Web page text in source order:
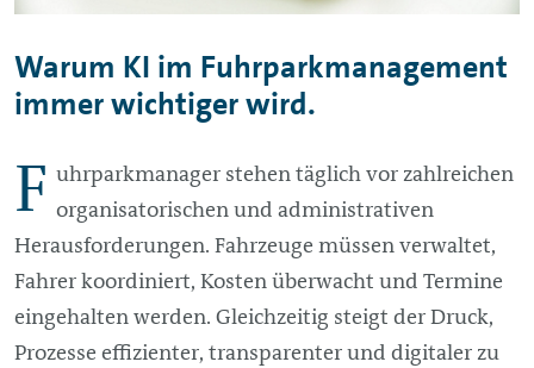
Warum KI im Fuhrparkmanagement
immer wichtiger wird.
F uhrparkmanager stehen täglich vor zahlreichen
organisatorischen und administrativen
Herausforderungen. Fahrzeuge müssen verwaltet,
Fahrer koordiniert, Kosten überwacht und Termine
eingehalten werden. Gleichzeitig steigt der Druck,
Prozesse effizienter, transparenter und digitaler zu